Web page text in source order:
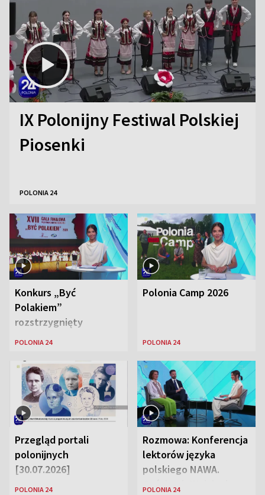
IX Polonijny Festiwal Polskiej
Piosenki
POLONIA 24
Konkurs „Być
Polakiem”
rozstrzygnięty
POLONIA 24
Polonia Camp 2026
POLONIA 24
Przegląd portali
polonijnych
[30.07.2026]
POLONIA 24
Rozmowa: Konferencja
lektorów języka
polskiego NAWA.
Goście: dr Wojciech
POLONIA 24